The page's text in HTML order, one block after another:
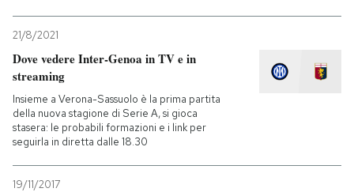
21/8/2021
Dove vedere Inter-Genoa in TV e in
streaming
Insieme a Verona-Sassuolo è la prima partita
della nuova stagione di Serie A, si gioca
stasera: le probabili formazioni e i link per
seguirla in diretta dalle 18.30
19/11/2017